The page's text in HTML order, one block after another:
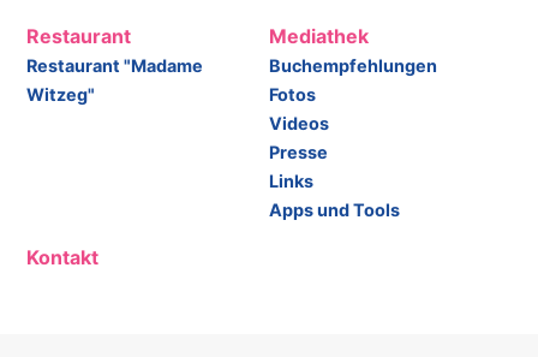
Restaurant
Restaurant "Madame
Witzeg"
Mediathek
Buchempfehlungen
Fotos
Videos
Presse
Links
Apps und Tools
Kontakt